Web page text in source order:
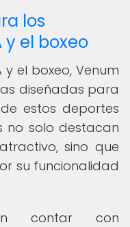
los
y el boxeo
el boxeo, Venum
diseñadas para
estos deportes
no solo destacan
sino que
su funcionalidad
contar con